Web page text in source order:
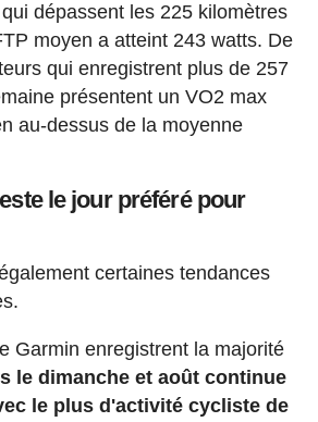
dépassent les 225 kilomètres
moyen a atteint 243 watts. De
qui enregistrent plus de 257
présentent un VO2 max
au-dessus de la moyenne
le jour préféré pour
certaines tendances
Garmin enregistrent la majorité
le dimanche et août continue
le plus d'activité cycliste de